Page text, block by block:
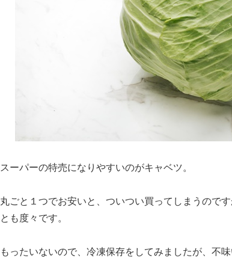
スーパーの特売になりやすいのがキャベツ。
丸ごと１つでお安いと、ついつい買ってしまうので
とも度々です。
もったいないので、冷凍保存をしてみましたが、不味